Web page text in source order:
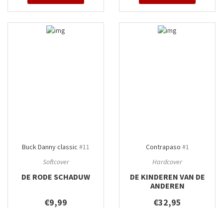
Buck Danny classic #11
Softcover
DE RODE SCHADUW
€9,99
Contrapaso #1
Hardcover
DE KINDEREN VAN DE
ANDEREN
€32,95